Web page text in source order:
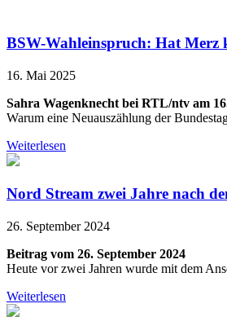
BSW-Wahleinspruch: Hat Merz
16. Mai 2025
Sahra Wagenknecht bei RTL/ntv am
Warum eine Neuauszählung der
Weiterlesen
Nord Stream zwei Jahre nach
26. September 2024
Beitrag vom 26. September 2024
Heute vor zwei Jahren wurde mit dem
Weiterlesen